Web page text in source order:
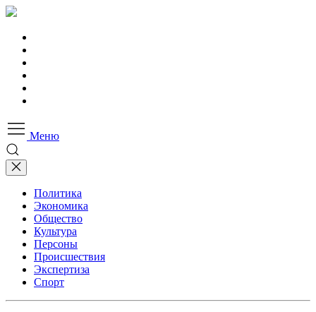
Меню
Политика
Экономика
Общество
Культура
Персоны
Происшествия
Экспертиза
Спорт